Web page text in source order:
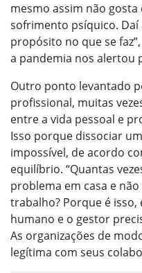
mesmo assim não
sofrimento psíquico.
propósito no que se
a pandemia nos alertou
Outro ponto levantado
profissional, muitas
entre a vida pessoal e
Isso porque dissociar
impossível, de acordo
equilíbrio. “Quantas
problema em casa e
trabalho? Porque é
humano e o gestor
As organizações de
legítima com seus